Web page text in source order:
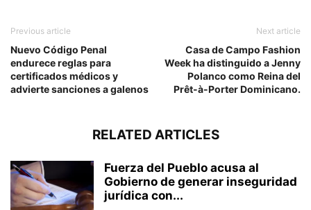
Previous article
Nuevo Código Penal
endurece reglas para
certificados médicos y
advierte sanciones a galenos
Next article
Casa de Campo Fashion
Week ha distinguido a Jenny
Polanco como Reina del
Prêt-à-Porter Dominicano.
RELATED ARTICLES
Fuerza del Pueblo acusa al
Gobierno de generar inseguridad
jurídica con...